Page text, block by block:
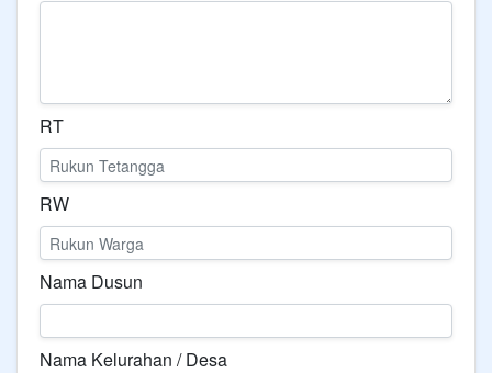
RT
RW
Nama Dusun
Nama Kelurahan / Desa